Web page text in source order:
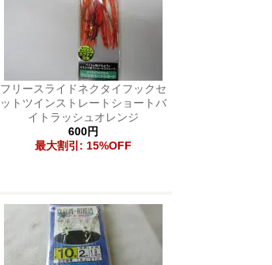
フリースライドネクタイフックセ
ットツインストレートショートバ
イトラッシュオレンジ
600円
最大割引: 15%OFF